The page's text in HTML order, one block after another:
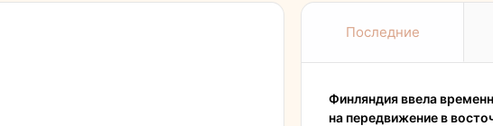
Последние
Финляндия ввела
на передвижение в